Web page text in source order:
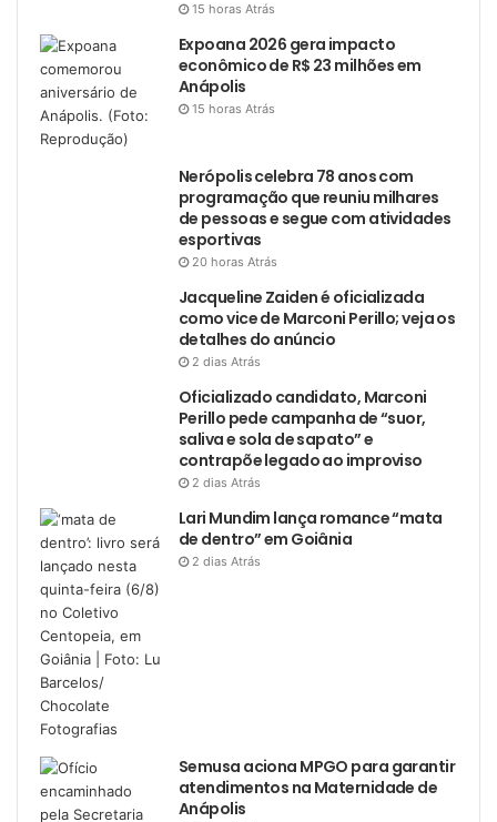
15 horas Atrás
Expoana 2026 gera impacto
econômico de R$ 23 milhões em
Anápolis
15 horas Atrás
Nerópolis celebra 78 anos com
programação que reuniu milhares
de pessoas e segue com atividades
esportivas
20 horas Atrás
Jacqueline Zaiden é oficializada
como vice de Marconi Perillo; veja os
detalhes do anúncio
2 dias Atrás
Oficializado candidato, Marconi
Perillo pede campanha de “suor,
saliva e sola de sapato” e
contrapõe legado ao improviso
2 dias Atrás
Lari Mundim lança romance “mata
de dentro” em Goiânia
2 dias Atrás
Semusa aciona MPGO para garantir
atendimentos na Maternidade de
Anápolis